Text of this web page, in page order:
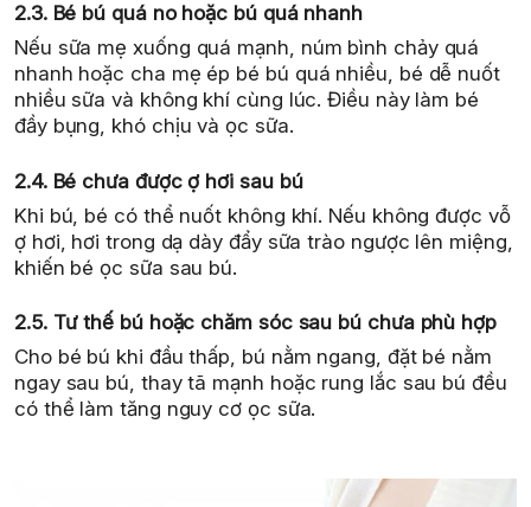
2.3. Bé bú quá no hoặc bú quá nhanh
Nếu sữa mẹ xuống quá mạnh, núm bình chảy quá
nhanh hoặc cha mẹ ép bé bú quá nhiều, bé dễ nuốt
nhiều sữa và không khí cùng lúc. Điều này làm bé
đầy bụng, khó chịu và ọc sữa.
2.4. Bé chưa được ợ hơi sau bú
Khi bú, bé có thể nuốt không khí. Nếu không được vỗ
ợ hơi, hơi trong dạ dày đẩy sữa trào ngược lên miệng,
khiến bé ọc sữa sau bú.
2.5. Tư thế bú hoặc chăm sóc sau bú chưa phù hợp
Cho bé bú khi đầu thấp, bú nằm ngang, đặt bé nằm
ngay sau bú, thay tã mạnh hoặc rung lắc sau bú đều
có thể làm tăng nguy cơ ọc sữa.